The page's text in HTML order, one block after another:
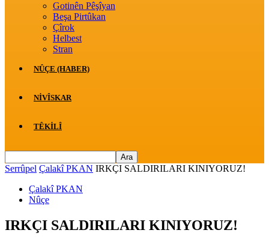
Gotinên Pêşîyan
Beşa Pirtûkan
Çîrok
Helbest
Stran
NÛÇE (HABER)
NIVÎSKAR
TÊKILÎ
Serrûpel Çalakî PKAN IRKÇI SALDIRILARI KINIYORUZ!
Çalakî PKAN
Nûçe
IRKÇI SALDIRILARI KINIYORUZ!